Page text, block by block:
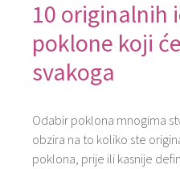
10 originalnih
poklone koji
svakoga
Odabir poklona mnogima
obzira na to koliko ste
poklona, ​​prije ili kasnije